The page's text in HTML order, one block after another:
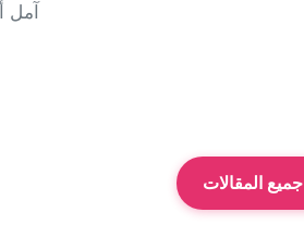
آمل
المقالات